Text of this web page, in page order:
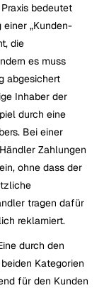
bedeutet
„Kunden-
die
es muss
abgesichert
Inhaber der
durch eine
Bei einer
Zahlungen
ohne dass der
tragen dafür
reklamiert.
durch den
Kategorien
für den Kunden